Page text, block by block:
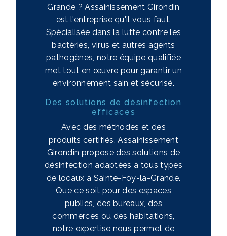
Grande ? Assainissement Girondin
est l'entreprise qu'il vous faut.
Spécialisée dans la lutte contre les
bactéries, virus et autres agents
pathogènes, notre équipe qualifiée
met tout en œuvre pour garantir un
environnement sain et sécurisé.
Des solutions de désinfection
efficaces
Avec des méthodes et des
produits certifiés, Assainissement
Girondin propose des solutions de
désinfection adaptées à tous types
de locaux à Sainte-Foy-la-Grande.
Que ce soit pour des espaces
publics, des bureaux, des
commerces ou des habitations,
notre expertise nous permet de